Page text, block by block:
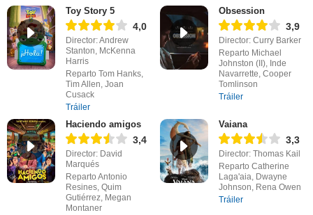
Toy Story 5
4,0
Director: Andrew
Stanton, McKenna
Harris
Reparto Tom Hanks,
Tim Allen, Joan
Cusack
Tráiler
Obsession
3,9
Director: Curry Barker
Reparto Michael
Johnston (II), Inde
Navarrette, Cooper
Tomlinson
Tráiler
Haciendo amigos
3,4
Director: David
Marqués
Reparto Antonio
Resines, Quim
Gutiérrez, Megan
Montaner
Vaiana
3,3
Director: Thomas Kail
Reparto Catherine
Laga'aia, Dwayne
Johnson, Rena Owen
Tráiler